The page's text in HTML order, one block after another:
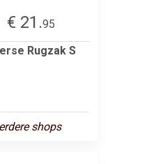
€ 21.95
Rugzak S
shops